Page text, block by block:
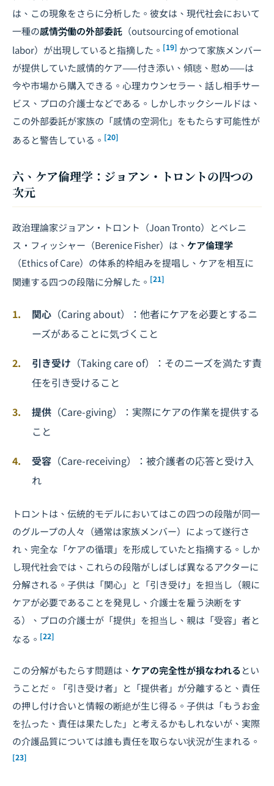
は、この現象をさらに分析した。彼女は、現代社会において
一種の感情労働の外部委託 （outsourcing of emotional
labor）が出現していると指摘した。 [19] かつて家族メンバー
が提供していた感情的ケア——付き添い、傾聴、慰め——は
今や市場から購入できる。心理カウンセラー、話し相手サー
ビス、プロの介護士などである。しかしホックシールドは、
この外部委託が家族の「感情の空洞化」をもたらす可能性が
あると警告している。 [20]
六、ケア倫理学：ジョアン・トロントの四つの
次元
政治理論家ジョアン・トロント（Joan Tronto）とベレニ
ス・フィッシャー（Berenice Fisher）は、 ケア倫理学
（Ethics of Care）の体系的枠組みを提唱し、ケアを相互に
関連する四つの段階に分解した。 [21]
関心 （Caring about）：他者にケアを必要とするニ
ーズがあることに気づくこと
引き受け （Taking care of）：そのニーズを満たす責
任を引き受けること
提供 （Care-giving）：実際にケアの作業を提供する
こと
受容 （Care-receiving）：被介護者の応答と受け入
れ
トロントは、伝統的モデルにおいてはこの四つの段階が同一
のグループの人々（通常は家族メンバー）によって遂行さ
れ、完全な「ケアの循環」を形成していたと指摘する。しか
し現代社会では、これらの段階がしばしば異なるアクターに
分解される。子供は「関心」と「引き受け」を担当し（親に
ケアが必要であることを発見し、介護士を雇う決断をす
る）、プロの介護士が「提供」を担当し、親は「受容」者と
なる。 [22]
この分解がもたらす問題は、 ケアの完全性が損なわれる とい
うことだ。「引き受け者」と「提供者」が分離すると、責任
の押し付け合いと情報の断絶が生じ得る。子供は「もうお金
を払った、責任は果たした」と考えるかもしれないが、実際
の介護品質については誰も責任を取らない状況が生まれる。
[23]